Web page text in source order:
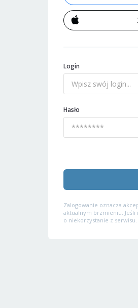
Login
Hasło
Zalogowanie oznacza
aktualnym brzmieniu. Jeśli
o niekorzystanie z serwisu.